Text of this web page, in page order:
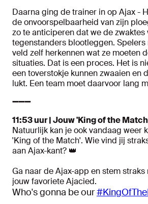
Daarna ging de trainer in op Ajax -
de onvoorspelbaarheid van zijn
zo te anticiperen dat we de zwaktes
tegenstanders blootleggen. Spelers
veld zelf herkennen wat ze moeten
situaties. Dat is een proces. Het is
een toverstokje kunnen zwaaien en
lukt. Een team moet daarvoor lang
➖➖➖
11:53 uur | Jouw 'King of the
Natuurlijk kan je ook vandaag weer
'King of the Match'. Wie vind jij
aan Ajax-kant? 👑
Ga naar de Ajax-app en stem straks
jouw favoriete Ajacied.
Who's gonna be our